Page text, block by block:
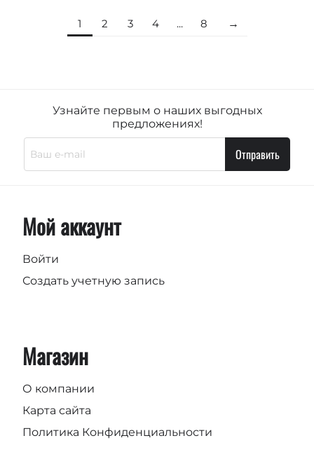
1 2 3 4 ... 8
Узнайте первым о наших выгодных
предложениях!
Отправить
Мой аккаунт
Войти
Создать учетную запись
Магазин
О компании
Карта сайта
Политика Конфиденциальности